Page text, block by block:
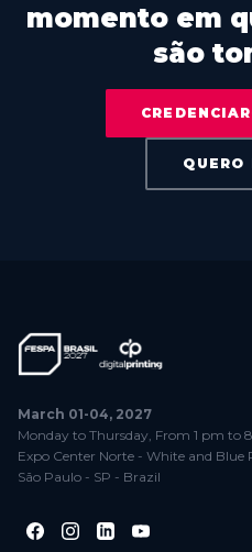
momento em
são
QUERO
March 01-04, 2027
Monday to Thursday, From 1 pm to
Expo Center Norte - White and Blue
São Paulo - SP - Brazil